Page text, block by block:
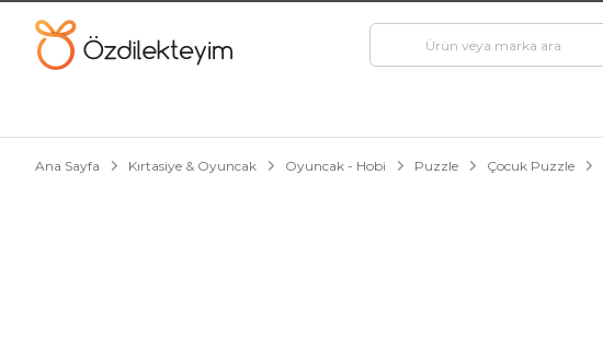
Ana Sayfa Kırtasiye & Oyuncak Oyuncak - Hobi Puzzle Çocuk Puzzle